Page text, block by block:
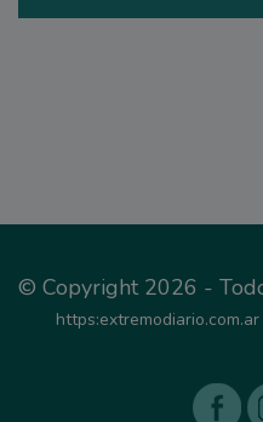
© Copyright 2026 -
https:extremodiario.com.ar